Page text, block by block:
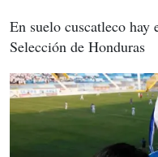
En suelo cuscatleco hay
Selección de Honduras